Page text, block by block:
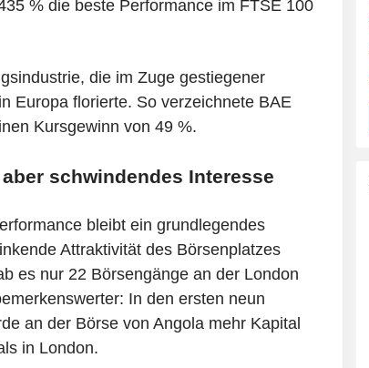
% die beste Performance im FTSE 100
die im Zuge gestiegener
Europa florierte. So verzeichnete BAE
Kursgewinn von 49 %.
schwindendes Interesse
bleibt ein grundlegendes
Attraktivität des Börsenplatzes
es nur 22 Börsengänge an der London
In den ersten neun
an der Börse von Angola mehr Kapital
in London.